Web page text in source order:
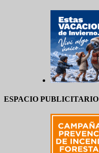
ESPACIO PUBLICITARIO